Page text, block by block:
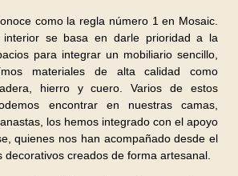
como la regla número 1 en Mosaic.
interior se basa en darle prioridad a la
para integrar un mobiliario sencillo,
materiales de alta calidad como
hierro y cuero. Varios de estos
encontrar en nuestras camas,
los hemos integrado con el apoyo
quienes nos han acompañado desde el
decorativos creados de forma artesanal.